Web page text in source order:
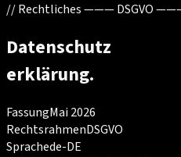
//Rechtliches ——— DSGVO
Datenschutz
erklärung.
FassungMai 2026
RechtsrahmenDSGVO
Sprachede-DE